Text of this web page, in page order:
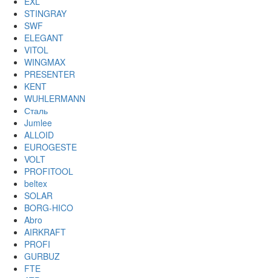
STINGRAY
SWF
ELEGANT
VITOL
WINGMAX
PRESENTER
KENT
WUHLERMANN
Сталь
Jumlee
ALLOID
EUROGESTE
VOLT
PROFITOOL
beltex
SOLAR
BORG-HICO
Abro
AIRKRAFT
PROFI
GURBUZ
FTE